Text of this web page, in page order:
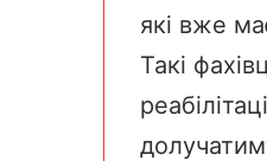
які вже
Такі